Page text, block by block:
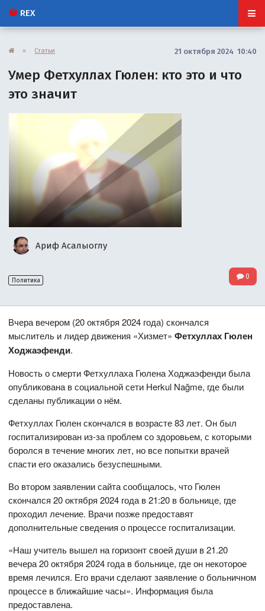
REX
» Статьи 21 октября 2024 10:40
Умер Фетхуллах Гюлен: кто это и что
это значит
Ариф Асалыоглу
Политика 0
Вчера вечером (20 октября 2024 года) скончался
мыслитель и лидер движения «Хизмет»Фетхуллах Гюлен
Ходжаэфенди.
Новость о смерти Фетхуллаха Гюлена Ходжаэфенди была
опубликована в социальной сети Herkul Nağme, где были
сделаны публикации о нём.
Фетхуллах Гюлен скончался в возрасте 83 лет. Он был
госпитализирован из-за проблем со здоровьем, с которыми
боролся в течение многих лет, но все попытки врачей
спасти его оказались безуспешными.
Во втором заявлении сайта сообщалось, что Гюлен
скончался 20 октября 2024 года в 21:20 в больнице, где
проходил лечение. Врачи позже предоставят
дополнительные сведения о процессе госпитализации.
«Наш учитель вышел на горизонт своей души в 21.20
вечера 20 октября 2024 года в больнице, где он некоторое
время лечился. Его врачи сделают заявление о больничном
процессе в ближайшие часы». Информация была
предоставлена.